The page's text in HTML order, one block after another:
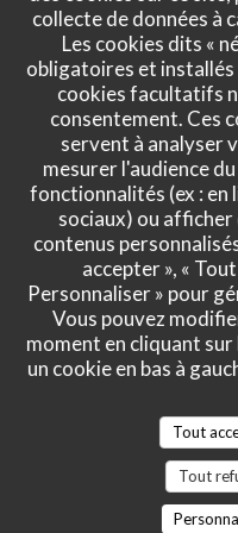
collecte de données à
Les cookies dits «
obligatoires et
cookies facultatifs
consentement. Ces
servent à analyser
mesurer l'audience
fonctionnalités (ex : en
sociaux) ou
contenus
accepter », «
Personnaliser » pour
Vous pouvez
moment en cliquant
un cookie en bas à
Tout
Tout
de nos
- Couverts 3
:5/5 Cuisine :5/5 Qualité /
et excellent repas